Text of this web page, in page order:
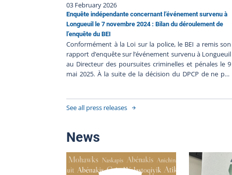
03 February 2026
Enquête indépendante concernant l’événement survenu à
Longueuil le 7 novembre 2024 : Bilan du déroulement de
l’enquête du BEI
Conformément à la Loi sur la police, le BEI a remis son
rapport d’enquête sur l’événement survenu à Longueuil
au Directeur des poursuites criminelles et pénales le 9
mai 2025. À la suite de la décision du DPCP de ne pas
241107-001. Résumé de l’événement Le 7 novembre
2024, une personne a été blessée lors d'une
l'agglomération de Longueuil (SPAL). La trame factuelle
de cet événement est relatée dans le communiqué du
Directeur des poursuites criminelles et pénales.
L’enquête indépendante Heure de l’événement : 16 h
23, le 7 novembre 2024Heure du signalement au BEI : 17
See all press releases
News